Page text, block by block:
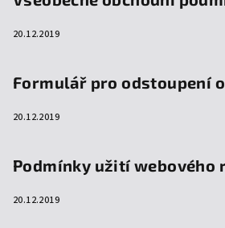
20.12.2019
Formulář pro odstoupení
20.12.2019
Podmínky užití webového
20.12.2019